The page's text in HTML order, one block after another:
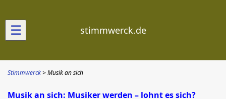
☰ stimmwerck.de
Stimmwerck Musik an sich
Musik an sich: Musiker werden – lohnt es sich?